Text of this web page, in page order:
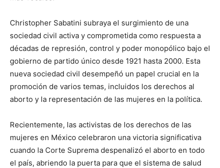
Christopher Sabatini subraya el surgimiento de una
sociedad civil activa y comprometida como respuesta a
décadas de represión, control y poder monopólico bajo el
gobierno de partido único desde 1921 hasta 2000. Esta
nueva sociedad civil desempeñó un papel crucial en la
promoción de varios temas, incluidos los derechos al
aborto y la representación de las mujeres en la política.
Recientemente, las activistas de los derechos de las
mujeres en México celebraron una victoria significativa
cuando la Corte Suprema despenalizó el aborto en todo
el país, abriendo la puerta para que el sistema de salud